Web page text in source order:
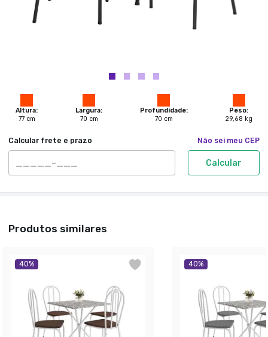
Altura:
77cm
Largura:
70 cm
Profundidade:
70 cm
Peso:
29,68 kg
Calcular frete e prazo Não sei meu CEP
Calcular
Produtos similares
40% 40%